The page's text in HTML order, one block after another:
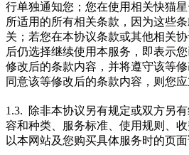
行单独通知您；您在使用相关快猫
所适用的所有相关条款，因为这些
关；若您在本协议条款或其他相关
后仍选择继续使用本服务，即表示
修改后的条款内容，并将遵守该等
同意该等修改后的条款内容，则您应
1.3. 除非本协议另有规定或双方另
容和种类、服务标准、使用规则、
以本网站及您购买具体服务时的页面